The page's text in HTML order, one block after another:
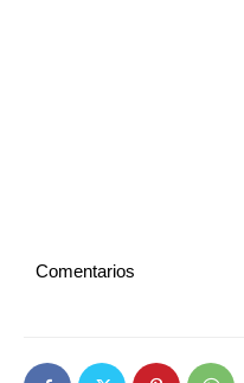
Comentarios